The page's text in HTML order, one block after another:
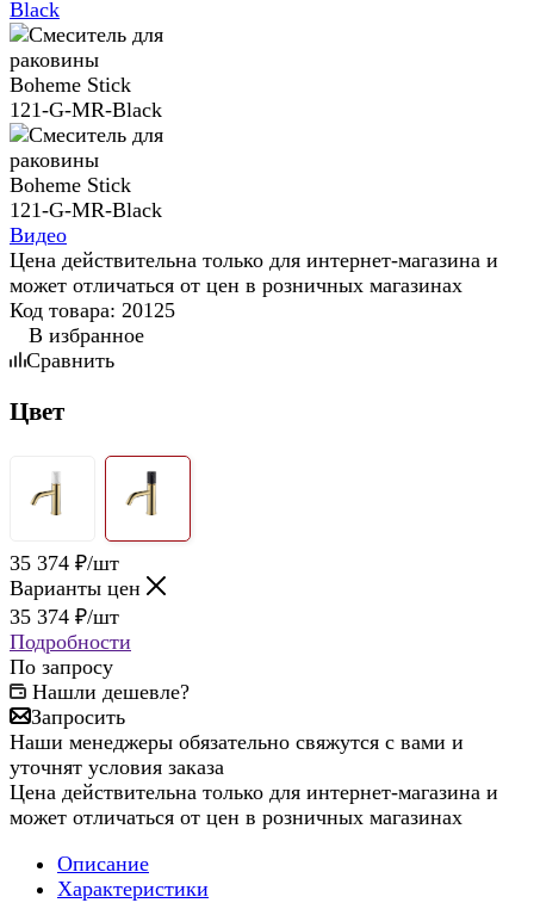
Видео
Цена действительна только для интернет-магазина и
может отличаться от цен в розничных магазинах
Код товара: 20125
В избранное
Сравнить
Цвет
35 374 ₽/шт
Варианты цен
35 374 ₽/шт
Подробности
По запросу
Нашли дешевле?
Запросить
Наши менеджеры обязательно свяжутся с вами и
уточнят условия заказа
Цена действительна только для интернет-магазина и
может отличаться от цен в розничных магазинах
Описание
Характеристики